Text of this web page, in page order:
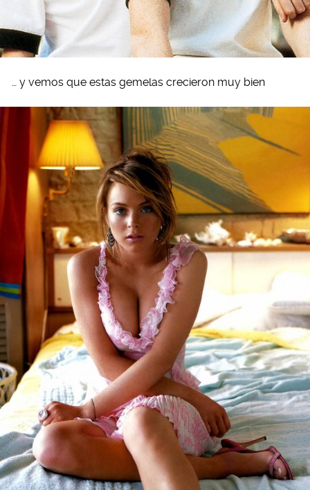
… y vemos que estas gemelas crecieron muy bien